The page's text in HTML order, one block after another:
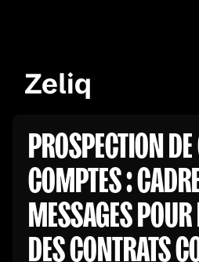
PROSPECTION
COMPTES :
MESSAGES
DES CONTRATS